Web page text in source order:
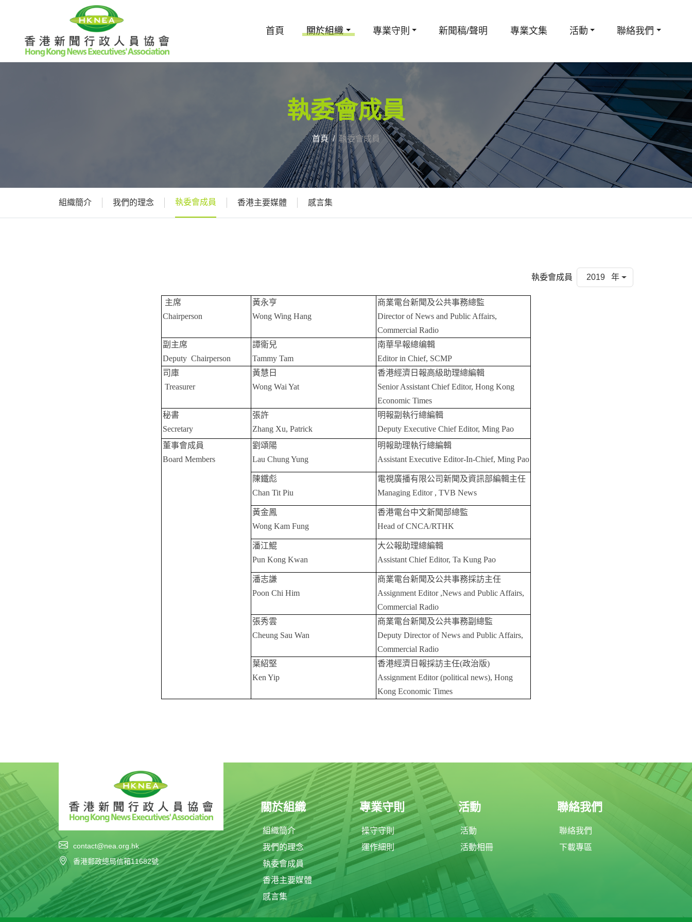
首頁 關於組織 專業守則 新聞稿/聲明 專業文集 活動 聯絡我們
執委會成員
首頁 執委會成員
組織簡介 我們的理念 執委會成員 香港主要媒體 感言集
執委會成員 2019 年
主席
Chairperson
黃永亨
Wong Wing Hang
商業電台新聞及公共事務總監
Director of News and Public Affairs,
Commercial Radio
副主席
Deputy Chairperson
譚衛兒
Tammy Tam
南華早報總编輯
Editor in Chief, SCMP
司庫
Treasurer
黃慧日
Wong Wai Yat
香港經濟日報高級助理總編輯
Senior Assistant Chief Editor, Hong Kong
Economic Times
秘書
Secretary
張許
Zhang Xu, Patrick
明報副執行總編輯
Deputy Executive Chief Editor, Ming Pao
董事會成員
Board Members
劉頌陽
Lau Chung Yung
明報助理執行總編輯
Assistant Executive Editor-In-Chief, Ming Pao
陳鐵彪
Chan Tit Piu
電視廣播有限公司新聞及資訊部編輯主任
Managing Editor , TVB News
黃金鳳
Wong Kam Fung
香港電台中文新聞部總監
Head of CNCA/RTHK
潘江鯤
Pun Kong Kwan
大公報助理總編輯
Assistant Chief Editor, Ta Kung Pao
潘志謙
Poon Chi Him
商業電台新聞及公共事務採訪主任
Assignment Editor ,News and Public Affairs,
Commercial Radio
張秀雲
Cheung Sau Wan
商業電台新聞及公共事務副總監
Deputy Director of News and Public Affairs,
Commercial Radio
葉紹堅
Ken Yip
香港經濟日報採訪主任(政治版)
Assignment Editor (political news), Hong
Kong Economic Times
contact@nea.org.hk
香港郵政總局信箱11682號
關於組織
組織簡介
我們的理念
執委會成員
香港主要媒體
感言集
專業守則
操守守則
運作細則
活動
活動
活動相冊
聯絡我們
聯絡我們
下載專區